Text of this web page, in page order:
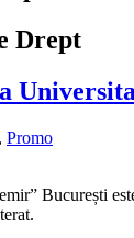
Drept
, Promo
București